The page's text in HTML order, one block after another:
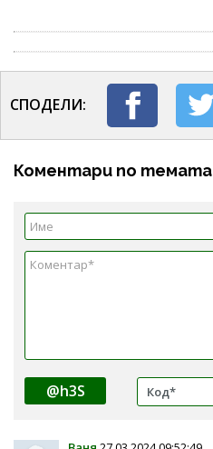
СПОДЕЛИ:
Коментари по темата
@h3S